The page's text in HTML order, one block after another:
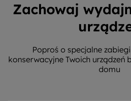
Zachowaj
Poproś o specjalne
konserwacyjne Twoich urządzeń
domu